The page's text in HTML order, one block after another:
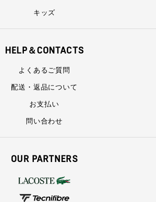
キッズ
HELP＆CONTACTS
よくあるご質問
配送・返品について
お支払い
問い合わせ
OUR PARTNERS